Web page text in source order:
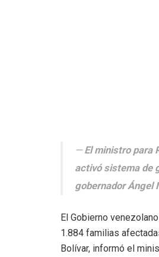
El ministro para
activó sistema de
gobernador Ángel
El Gobierno
1.884 familias
Bolívar, informó el